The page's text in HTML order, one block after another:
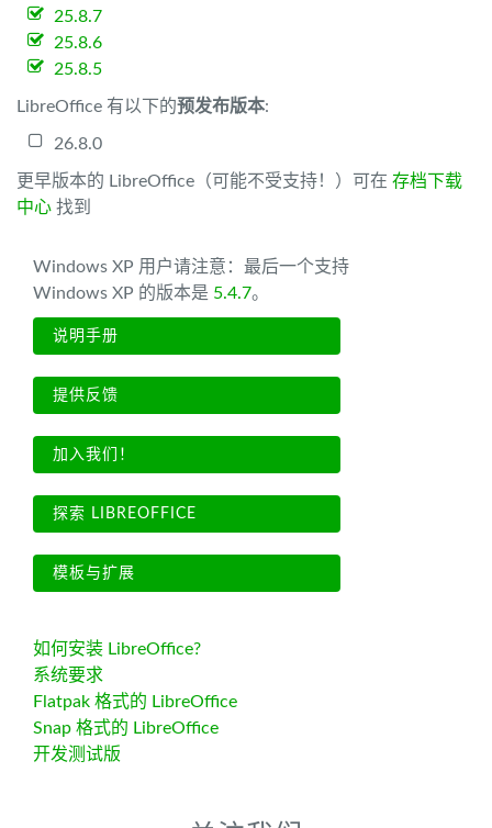
25.8.7
25.8.6
25.8.5
LibreOffice 有以下的预发布版本:
26.8.0
更早版本的 LibreOffice（可能不受支持！）可在 存档下载
中心 找到
Windows XP 用户请注意：最后一个支持
Windows XP 的版本是 5.4.7。
说明手册
提供反馈
加入我们！
探索 LIBREOFFICE
模板与扩展
如何安装 LibreOffice?
系统要求
Flatpak 格式的 LibreOffice
Snap 格式的 LibreOffice
开发测试版